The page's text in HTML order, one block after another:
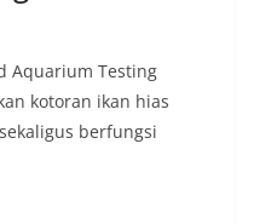
Aquarium Testing
kotoran ikan hias
berfungsi